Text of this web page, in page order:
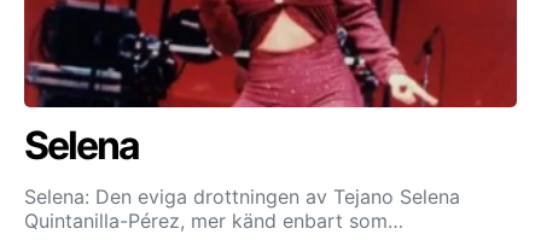
Selena
Selena: Den eviga drottningen av Tejano Selena
Quintanilla-Pérez, mer känd enbart som…